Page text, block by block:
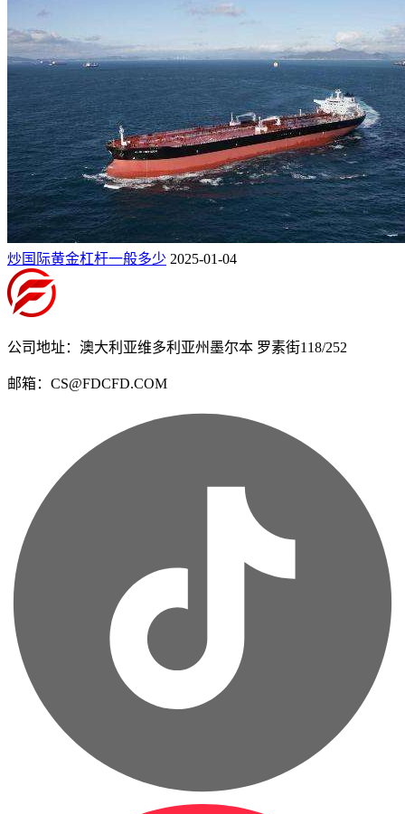
炒国际黄金杠杆一般多少 2025-01-04
公司地址：澳大利亚维多利亚州墨尔本 罗素街118/252
邮箱：CS@FDCFD.COM